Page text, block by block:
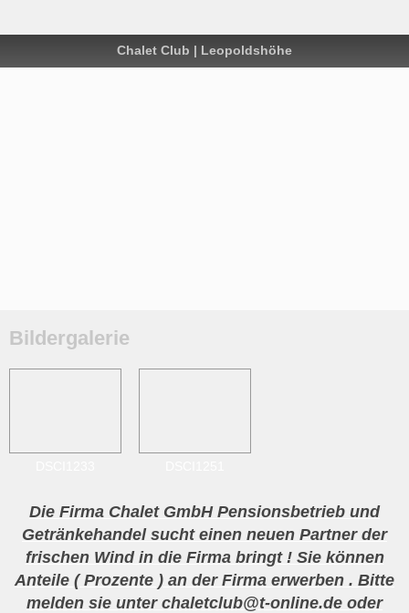
Chalet Club | Leopoldshöhe
Bildergalerie
Die Firma Chalet GmbH Pensionsbetrieb und
Getränkehandel sucht einen neuen Partner der
frischen Wind in die Firma bringt ! Sie können
Anteile ( Prozente ) an der Firma erwerben . Bitte
melden sie unter chaletclub@t-online.de oder